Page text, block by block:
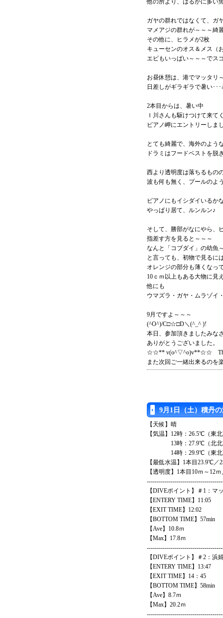
他の所より、はるかに多い
ガヤの群れではなくて、ガ
マメアジの群れが～～～綺
その他に、ヒラメが2枚
キューセンのオス＆メス（
エビもいっぱい～～～でス
お昼休憩は、港でマッタリ
日差しがギラギラで暑い･･
2本目からは、暑い中
Ｉ川さんも駆けつけて来て
ビアノ岬にエントリーしま
とても綺麗で、海外のよう
ドラミはフードベストを脱
西より透明度は落ちるもの
波も何も無く、プールのよ
ビアノにもイシダイいるか
やっぱり居て、ルンルン♪
そして、勝部がなにやら、
指差す方を見ると～～～
なんと「コブダイ」の幼魚
と言っても、初物で見るに
オレンジの部分も薄くなっ
10ｃｍ以上もある大物に見
他にも
ウマズラ・ガヤ・ムラゾイ
9月ですよ～～～
(^O^)/C□☆□D＼(^_^ )!
本日、参加頂きましたみな
ありがとうございました。
☆☆** v(o^▽^o)v**☆☆
また次回ご一緒出来るのを
9月1日（土）積丹
【天候】晴
【気温】12時：26.5℃（東
13時：27.9℃（北北
14時：29.9℃（東北
【最低水温】1本目23.9℃／
【透明度】1本目10ｍ～12
【DIVEポイント】＃1：マ
【ENTERY TIME】11:05
【EXIT TIME】12:02
【BOTTOM TIME】57min
【Ave】10.8ｍ
【Max】17.8ｍ
【DIVEポイント】＃2：浜
【ENTERY TIME】13:47
【EXIT TIME】14：45
【BOTTOM TIME】58min
【Ave】8.7ｍ
【Max】20.2ｍ